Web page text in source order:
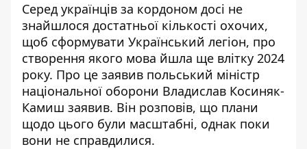
Серед українців за кордоном досі не
знайшлося достатньої кількості охочих,
щоб сформувати Український легіон, про
створення якого мова йшла ще влітку 2024
року. Про це заявив польський міністр
національної оборони Владислав Косиняк-
Камиш заявив. Він розповів, що плани
щодо цього були масштабні, однак поки
вони не справдилися.